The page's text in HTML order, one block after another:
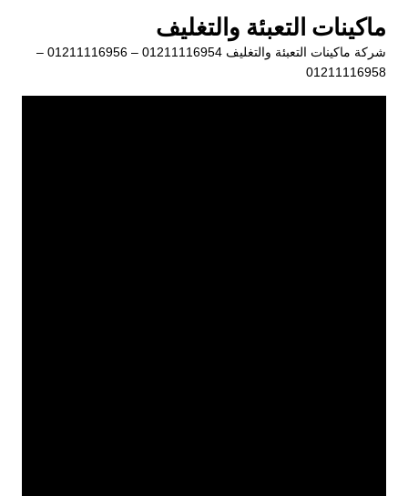
المحتوى
ماكينات التعبئة والتغليف
شركة ماكينات التعبئة والتغليف 01211116954 – 01211116956 –
01211116958